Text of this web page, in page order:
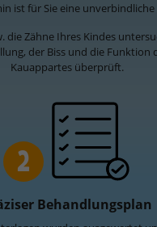
ist für Sie eine
die Zähne Ihres Kindes
der Biss und die Funktion
Kauappartes überprüft.
2
Behandlungsplan